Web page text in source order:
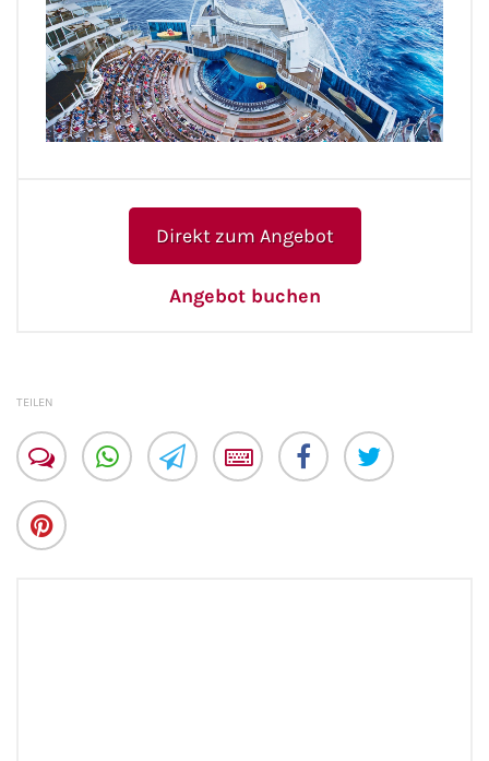
Direkt zum Angebot
Angebot buchen
TEILEN